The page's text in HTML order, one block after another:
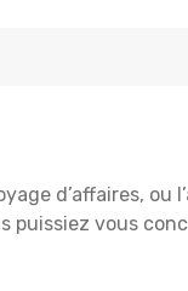
d’affaires, ou
puissiez vous